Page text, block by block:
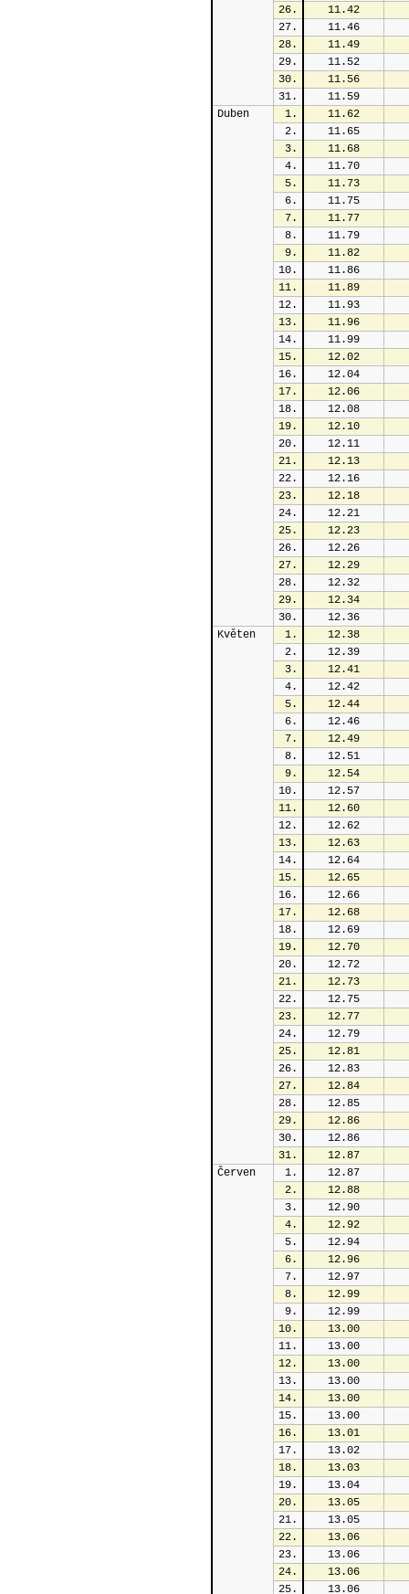
26.
11.42
27.
11.46
28.
11.49
29.
11.52
30.
11.56
31.
11.59
Duben
1.
11.62
2.
11.65
3.
11.68
4.
11.70
5.
11.73
6.
11.75
7.
11.77
8.
11.79
9.
11.82
10.
11.86
11.
11.89
12.
11.93
13.
11.96
14.
11.99
15.
12.02
16.
12.04
17.
12.06
18.
12.08
19.
12.10
20.
12.11
21.
12.13
22.
12.16
23.
12.18
24.
12.21
25.
12.23
26.
12.26
27.
12.29
28.
12.32
29.
12.34
30.
12.36
Květen
1.
12.38
2.
12.39
3.
12.41
4.
12.42
5.
12.44
6.
12.46
7.
12.49
8.
12.51
9.
12.54
10.
12.57
11.
12.60
12.
12.62
13.
12.63
14.
12.64
15.
12.65
16.
12.66
17.
12.68
18.
12.69
19.
12.70
20.
12.72
21.
12.73
22.
12.75
23.
12.77
24.
12.79
25.
12.81
26.
12.83
27.
12.84
28.
12.85
29.
12.86
30.
12.86
31.
12.87
Červen
1.
12.87
2.
12.88
3.
12.90
4.
12.92
5.
12.94
6.
12.96
7.
12.97
8.
12.99
9.
12.99
10.
13.00
11.
13.00
12.
13.00
13.
13.00
14.
13.00
15.
13.00
16.
13.01
17.
13.02
18.
13.03
19.
13.04
20.
13.05
21.
13.05
22.
13.06
23.
13.06
24.
13.06
25.
13.06